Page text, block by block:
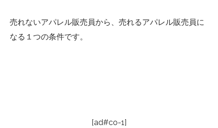
売れないアパレル販売員から、売れるアパレル販売員に
なる１つの条件です。
[ad#co-1]